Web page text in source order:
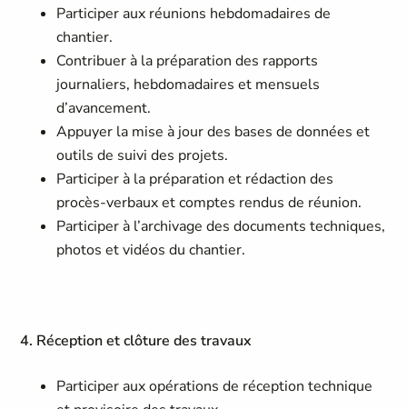
Participer aux réunions hebdomadaires de
chantier.
Contribuer à la préparation des rapports
journaliers, hebdomadaires et mensuels
d’avancement.
Appuyer la mise à jour des bases de données et
outils de suivi des projets.
Participer à la préparation et rédaction des
procès-verbaux et comptes rendus de réunion.
Participer à l’archivage des documents techniques,
photos et vidéos du chantier.
4. Réception et clôture des travaux
Participer aux opérations de réception technique